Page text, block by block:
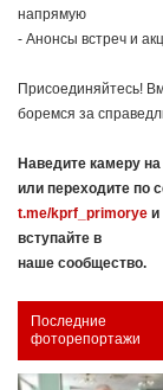
напрямую
- Анонсы встреч и
Присоединяйтесь!
боремся за
Наведите камеру на
или переходите по
t.me/kprf_primorye и
вступайте в
наше сообщество.
Последние
фоторепортажи